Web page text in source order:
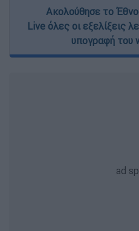
Ακολούθησε το
Live όλες οι εξελίξεις
υπογραφή του